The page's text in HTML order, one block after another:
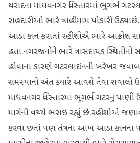
થરાદના માધવનગર વિસ્તારમાં ભુગર્ભ
રાહદારીઓ ભારે ત્રાહીમામ પોકારી
આડા કાન કરાતાં રહીશોએ ભારે આક્રોશ
હતા.નગરજનોને ભારે ત્રાસદાયક સ્થિતીનો
હોવાના કારણે ગટરલાઇનની ખરેખર
સમસ્યાનો અંત ક્યારે આવશે તેવા સવાલો
માધવનગર વિસ્તારમાં ભૂગર્ભ ગટરનું પાણી
માર્ગની વચ્ચે ભરાઇ રહ્યું છે.રહીશોએ
કરવા છતાં પણ તંત્રના આંખ આડા કાનના